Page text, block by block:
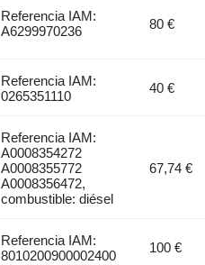
Referencia IAM:
A6299970236
80 €
Referencia IAM:
0265351110
40 €
Referencia IAM:
A0008354272
A0008355772
A0008356472,
combustible: diésel
67,74 €
Referencia IAM:
8010200900002400
100 €